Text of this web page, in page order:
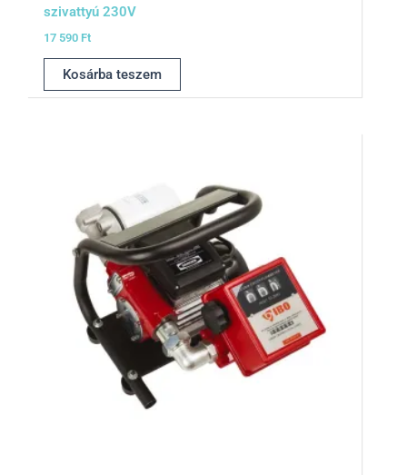
szivattyú 230V
17 590 Ft
Kosárba teszem